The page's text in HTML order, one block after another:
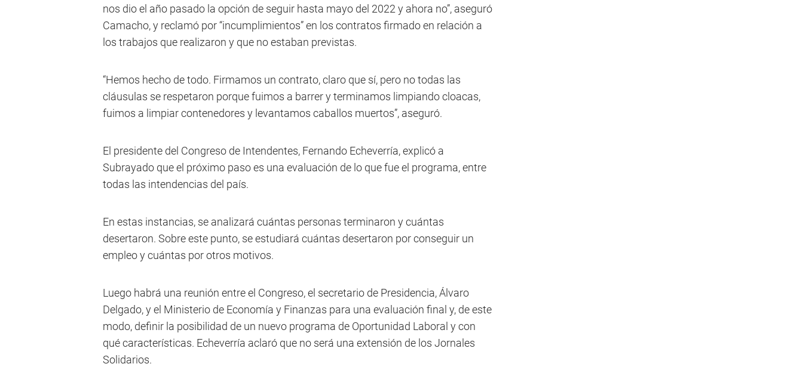
nos dio el año pasado la opción de seguir hasta mayo del 2022 y ahora no”, aseguró
Camacho, y reclamó por “incumplimientos” en los contratos firmado en relación a
los trabajos que realizaron y que no estaban previstas.
“Hemos hecho de todo. Firmamos un contrato, claro que sí, pero no todas las
cláusulas se respetaron porque fuimos a barrer y terminamos limpiando cloacas,
fuimos a limpiar contenedores y levantamos caballos muertos”, aseguró.
El presidente del Congreso de Intendentes, Fernando Echeverría, explicó a
Subrayado que el próximo paso es una evaluación de lo que fue el programa, entre
todas las intendencias del país.
En estas instancias, se analizará cuántas personas terminaron y cuántas
desertaron. Sobre este punto, se estudiará cuántas desertaron por conseguir un
empleo y cuántas por otros motivos.
Luego habrá una reunión entre el Congreso, el secretario de Presidencia, Álvaro
Delgado, y el Ministerio de Economía y Finanzas para una evaluación final y, de este
modo, definir la posibilidad de un nuevo programa de Oportunidad Laboral y con
qué características. Echeverría aclaró que no será una extensión de los Jornales
Solidarios.